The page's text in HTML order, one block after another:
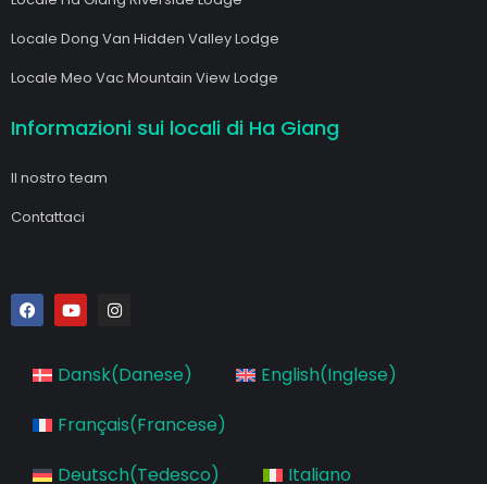
Locale Dong Van Hidden Valley Lodge
Locale Meo Vac Mountain View Lodge
Informazioni sui locali di Ha Giang
Il nostro team
Contattaci
F
a
c
b
o
k
Y
o
u
u
b
I
n
a
g
a
m
Dansk(Danese) English(Inglese)
Français(Francese)
Deutsch(Tedesco) Italiano